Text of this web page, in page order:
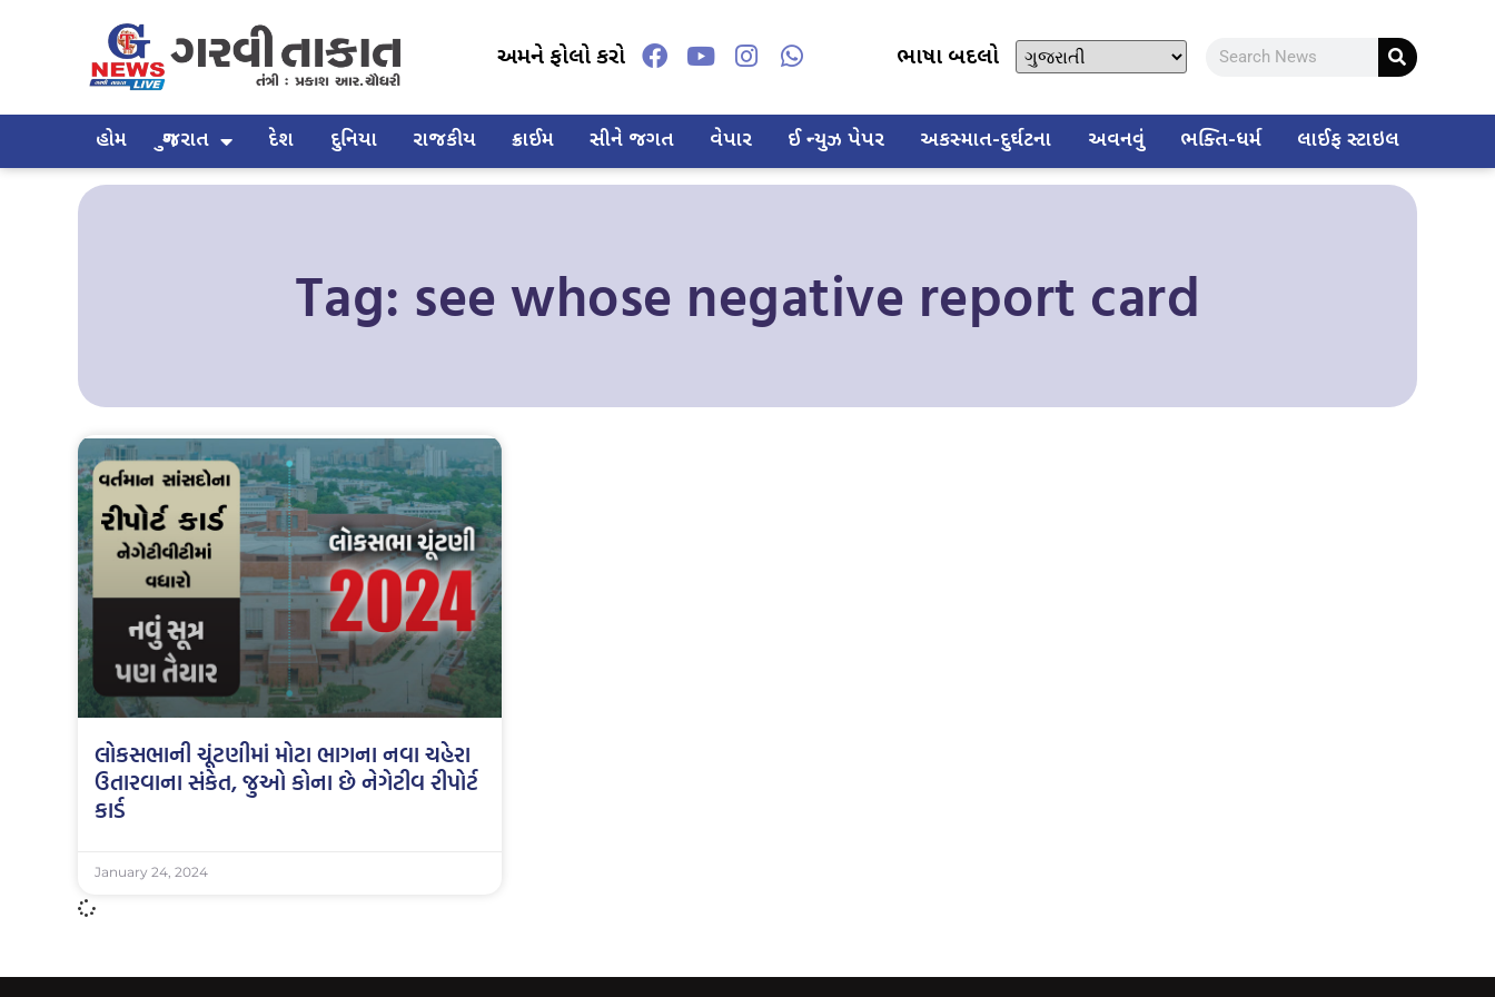
અમને ફોલો કરો ભાષા બદલો
હોમ ગુજરાત દેશ દુનિયા રાજકીય ક્રાઈમ સીને જગત વેપાર ઈ ન્યુઝ પેપર અકસ્માત-દુર્ઘટના અવનવું ભક્તિ-ધર્મ લાઈફ સ્ટાઇલ
Tag: see whose negative report card
લોકસભાની ચૂંટણીમાં મોટા ભાગના નવા ચહેરા
ઉતારવાના સંકેત, જુઓ કોના છે નેગેટીવ રીપોર્ટ
કાર્ડ
January 24, 2024